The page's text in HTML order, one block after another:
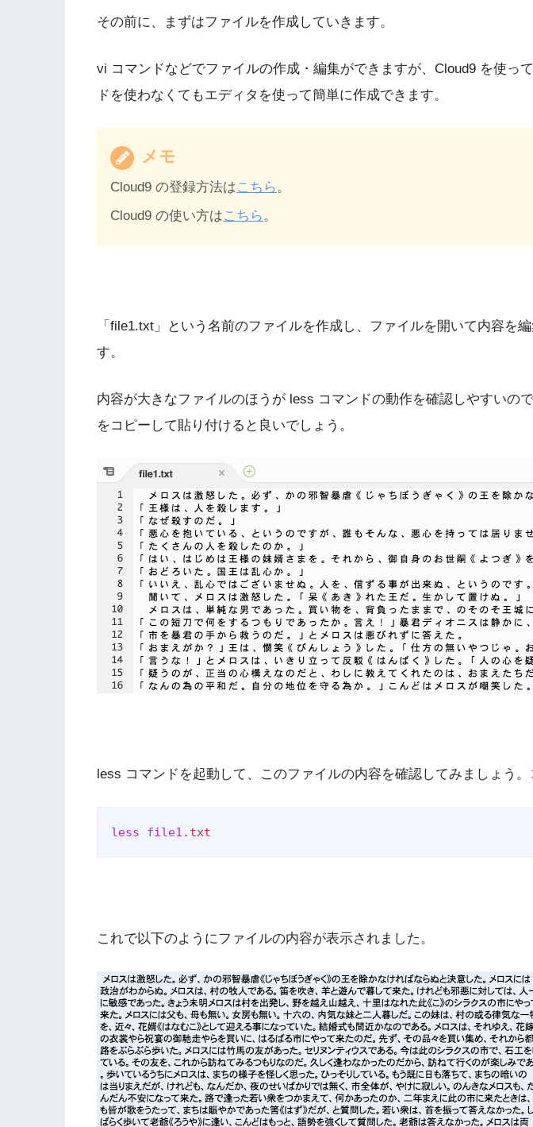
その前に、まずはファイルを作成していきます。
vi コマンドなどでファイルの作成・編集ができますが、Cloud9 を使っ
ドを使わなくてもエディタを使って簡単に作成できます。
メモ
Cloud9 の登録方法はこちら。
Cloud9 の使い方はこちら。
「file1.txt」という名前のファイルを作成し、ファイルを開いて内容を
す。
内容が大きなファイルのほうが less コマンドの動作を確認しやすいの
をコピーして貼り付けると良いでしょう。
less コマンドを起動して、このファイルの内容を確認してみましょう。
less file1 .txt
これで以下のようにファイルの内容が表示されました。